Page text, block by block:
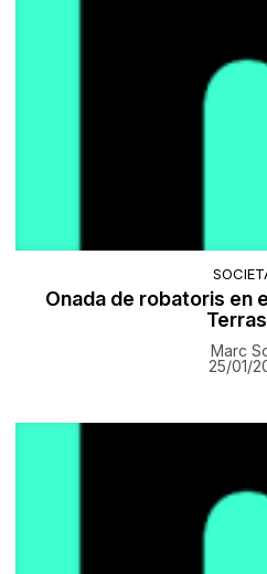
Onada de robatoris en
Marc
25/01/